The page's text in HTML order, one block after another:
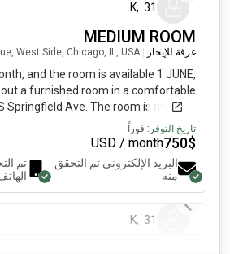
K, 31
MEDIUM ROOM
غرفة للإيجار West Side, Chicago, IL, USA
and the room is available 1 JUNE,
out a furnished room in a comfortable
Springfield Ave. The room is move‑in
someone who wants an affordable
city. What you get: • Furnished room•
or space heater provided to keep the
while the central HVAC is being
Street parking• Laundry available
4‑minute walk to the Pink Line• 10–15
تاريخ التوفر: فوراً
$
750
USD / month
البريد الإلكتروني تم التحقق
منه
تم
منذ 4 أيام
K, 31